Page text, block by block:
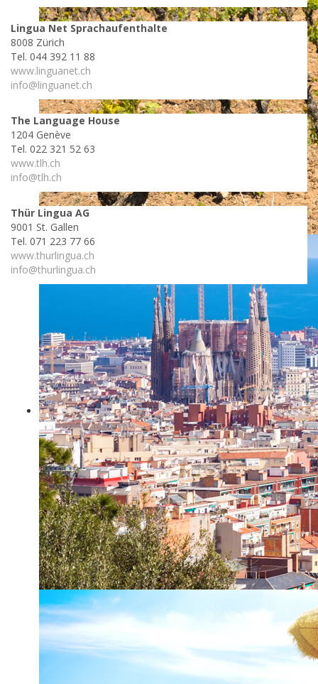
Lingua Net Sprachaufenthalte
8008 Zürich
Tel. 044 392 11 88
www.linguanet.ch
info@linguanet.ch
The Language House
1204 Genève
Tel. 022 321 52 63
www.tlh.ch
info@tlh.ch
Thür Lingua AG
9001 St. Gallen
Tel. 071 223 77 66
www.thurlingua.ch
info@thurlingua.ch